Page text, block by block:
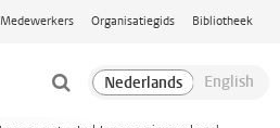
Medewerkers Organisatiegids Bibliotheek